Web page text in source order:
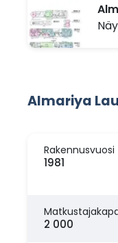
Almariya
Rakennusvuosi
1981
2 000